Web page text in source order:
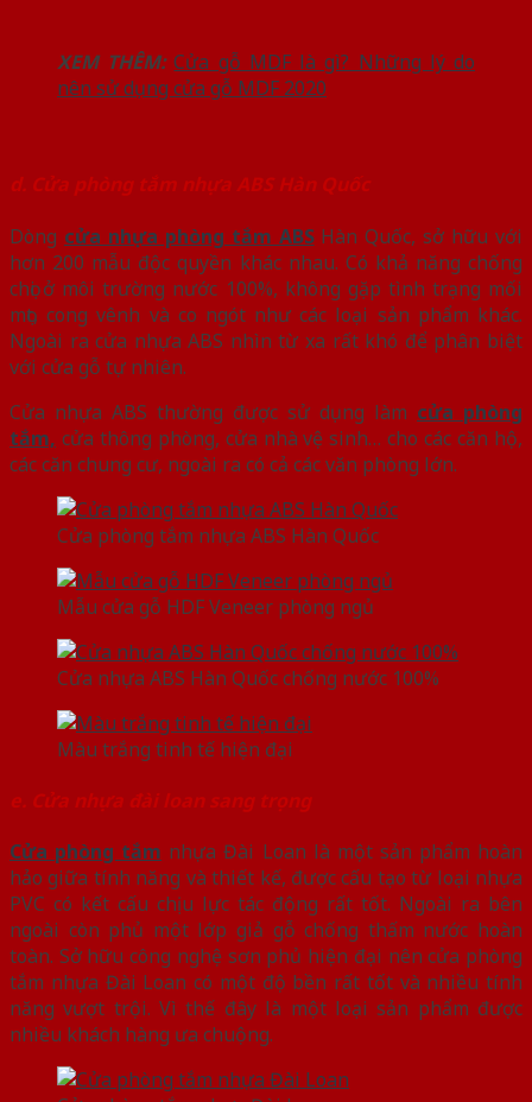
XEM THÊM:Cửa gỗ MDF là gì? Những lý do
nên sử dụng cửa gỗ MDF 2020
d. Cửa phòng tắm nhựa ABS Hàn Quốc
Dòng cửa nhựa phòng tắm ABSHàn Quốc, sở hữu với
hơn 200 mẫu độc quyền khác nhau. Có khả năng chống
chọi ở môi trường nước 100%, không gặp tình trạng mối
mọt, cong vênh và co ngót như các loại sản phẩm khác.
Ngoài ra cửa nhựa ABS nhìn từ xa rất khó để phân biệt
với cửa gỗ tự nhiên.
Cửa nhựa ABS thường được sử dụng làm cửa phòng
tắm, cửa thông phòng, cửa nhà vệ sinh… cho các căn hộ,
các căn chung cư, ngoài ra có cả các văn phòng lớn.
Cửa phòng tắm nhựa ABS Hàn Quốc
Mẫu cửa gỗ HDF Veneer phòng ngủ
Cửa nhựa ABS Hàn Quốc chống nước 100%
Màu trắng tinh tế hiện đại
e. Cửa nhựa đài loan sang trọng
Cửa phòng tắm nhựa Đài Loan là một sản phẩm hoàn
hảo giữa tính năng và thiết kế, được cấu tạo từ loại nhựa
PVC có kết cấu chịu lực tác động rất tốt. Ngoài ra bên
ngoài còn phủ một lớp giả gỗ chống thấm nước hoàn
toàn. Sở hữu công nghệ sơn phủ hiện đại nên cửa phòng
tắm nhựa Đài Loan có một độ bền rất tốt và nhiều tính
năng vượt trội. Vì thế đây là một loại sản phẩm được
nhiều khách hàng ưa chuộng.